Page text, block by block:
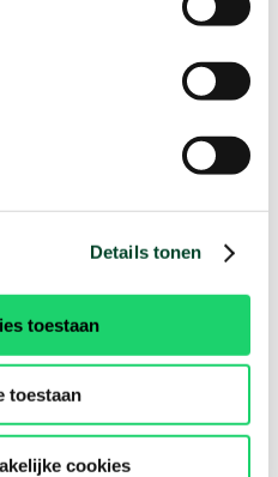
Details tonen
toestaan
toestaan
cookies